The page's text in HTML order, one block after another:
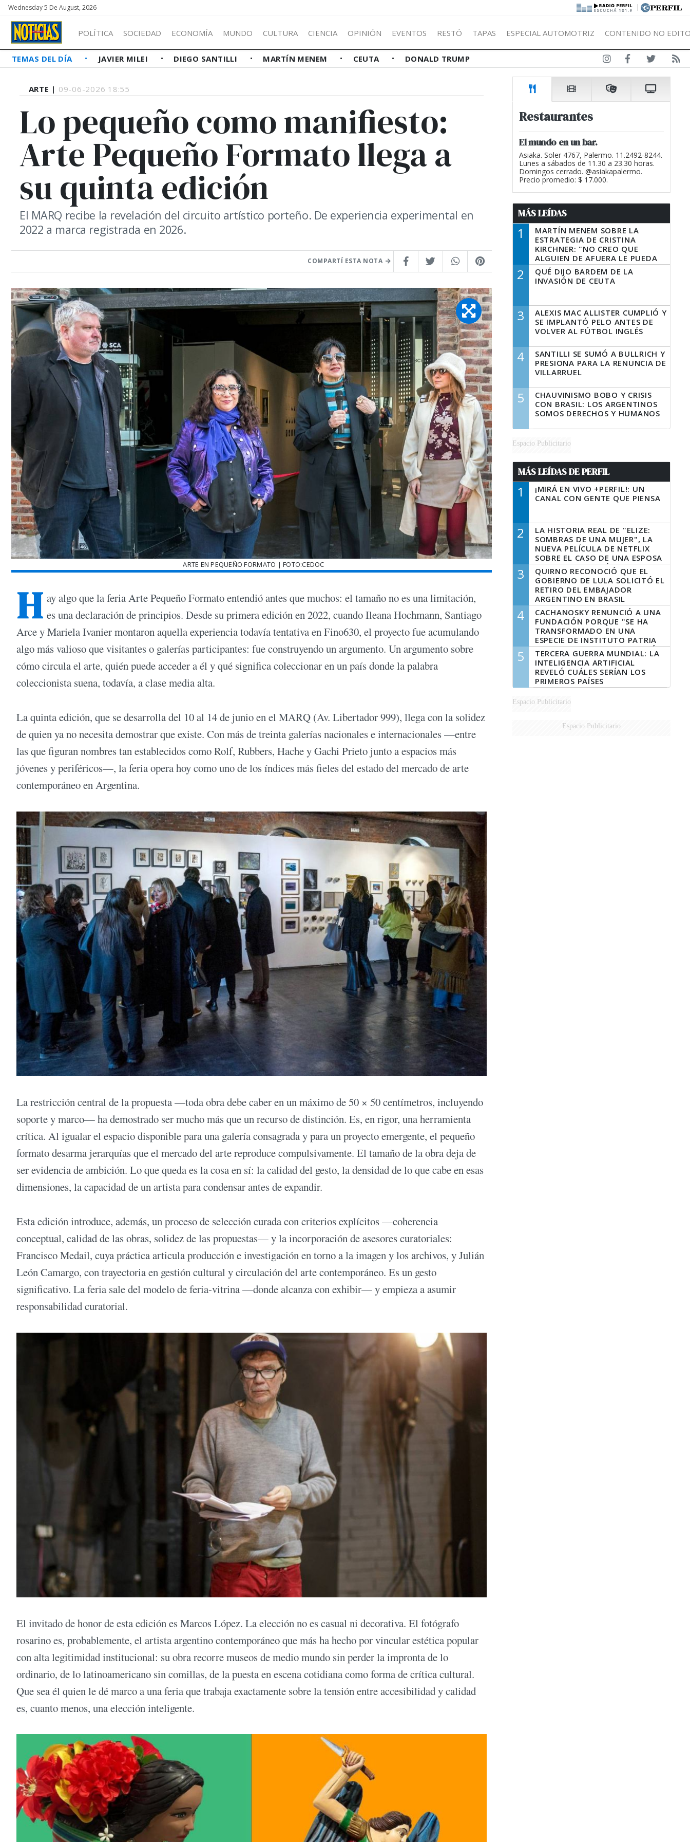
Wednesday 5 De August, 2026 |
POLÍTICA SOCIEDAD ECONOMÍA MUNDO CULTURA CIENCIA OPINIÓN EVENTOS RESTÓ TAPAS ESPECIAL AUTOMOTRIZ CONTENIDO NO
TEMAS DEL DÍA JAVIER MILEI DIEGO SANTILLI MARTÍN MENEM CEUTA DONALD TRUMP
ARTE | 09-06-2026 18:55
Lo pequeño como manifiesto:
Arte Pequeño Formato llega a
su quinta edición
El MARQ recibe la revelación del circuito artístico porteño. De experiencia experimental en
2022 a marca registrada en 2026.
COMPARTÍ ESTA NOTA
ARTE EN PEQUEÑO FORMATO | FOTO:CEDOC
H ay algo que la feria Arte Pequeño Formato entendió antes que muchos: el tamaño no es una limitación,
es una declaración de principios. Desde su primera edición en 2022, cuando Ileana Hochmann, Santiago
Arce y Mariela Ivanier montaron aquella experiencia todavía tentativa en Fino630, el proyecto fue acumulando
algo más valioso que visitantes o galerías participantes: fue construyendo un argumento. Un argumento sobre
cómo circula el arte, quién puede acceder a él y qué significa coleccionar en un país donde la palabra
coleccionista suena, todavía, a clase media alta.
La quinta edición, que se desarrolla del 10 al 14 de junio en el MARQ (Av. Libertador 999), llega con la solidez
de quien ya no necesita demostrar que existe. Con más de treinta galerías nacionales e internacionales —entre
las que figuran nombres tan establecidos como Rolf, Rubbers, Hache y Gachi Prieto junto a espacios más
jóvenes y periféricos—, la feria opera hoy como uno de los índices más fieles del estado del mercado de arte
contemporáneo en Argentina.
La restricción central de la propuesta —toda obra debe caber en un máximo de 50 × 50 centímetros, incluyendo
soporte y marco— ha demostrado ser mucho más que un recurso de distinción. Es, en rigor, una herramienta
crítica. Al igualar el espacio disponible para una galería consagrada y para un proyecto emergente, el pequeño
formato desarma jerarquías que el mercado del arte reproduce compulsivamente. El tamaño de la obra deja de
ser evidencia de ambición. Lo que queda es la cosa en sí: la calidad del gesto, la densidad de lo que cabe en esas
dimensiones, la capacidad de un artista para condensar antes de expandir.
Esta edición introduce, además, un proceso de selección curada con criterios explícitos —coherencia
conceptual, calidad de las obras, solidez de las propuestas— y la incorporación de asesores curatoriales:
Francisco Medail, cuya práctica articula producción e investigación en torno a la imagen y los archivos, y Julián
León Camargo, con trayectoria en gestión cultural y circulación del arte contemporáneo. Es un gesto
significativo. La feria sale del modelo de feria-vitrina —donde alcanza con exhibir— y empieza a asumir
responsabilidad curatorial.
El invitado de honor de esta edición es Marcos López. La elección no es casual ni decorativa. El fotógrafo
rosarino es, probablemente, el artista argentino contemporáneo que más ha hecho por vincular estética popular
con alta legitimidad institucional: su obra recorre museos de medio mundo sin perder la impronta de lo
ordinario, de lo latinoamericano sin comillas, de la puesta en escena cotidiana como forma de crítica cultural.
Que sea él quien le dé marco a una feria que trabaja exactamente sobre la tensión entre accesibilidad y calidad
es, cuanto menos, una elección inteligente.
Restaurantes
El mundo en un bar.
Asiaka. Soler 4767, Palermo. 11.2492-8244.
Lunes a sábados de 11.30 a 23.30 horas.
Domingos cerrado. @asiakapalermo.
Precio promedio: $ 17.000.
MÁS LEÍDAS
1
MARTÍN MENEM SOBRE LA
ESTRATEGIA DE CRISTINA
KIRCHNER: "NO CREO QUE
ALGUIEN DE AFUERA LE PUEDA
DECIR A LA JUSTICIA LO QUE
TIENE QUE HACER"
2
QUÉ DIJO BARDEM DE LA
INVASIÓN DE CEUTA
3
ALEXIS MAC ALLISTER CUMPLIÓ Y
SE IMPLANTÓ PELO ANTES DE
VOLVER AL FÚTBOL INGLÉS
4
SANTILLI SE SUMÓ A BULLRICH Y
PRESIONA PARA LA RENUNCIA DE
VILLARRUEL
5
CHAUVINISMO BOBO Y CRISIS
CON BRASIL: LOS ARGENTINOS
SOMOS DERECHOS Y HUMANOS
Espacio Publicitario
MÁS LEÍDAS DE PERFIL
1
¡MIRÁ EN VIVO +PERFIL!: UN
CANAL CON GENTE QUE PIENSA
2
LA HISTORIA REAL DE "ELIZE:
SOMBRAS DE UNA MUJER", LA
NUEVA PELÍCULA DE NETFLIX
SOBRE EL CASO DE UNA ESPOSA
QUE DESCUARTIZÓ A SU
MARIDO
3
QUIRNO RECONOCIÓ QUE EL
GOBIERNO DE LULA SOLICITÓ EL
RETIRO DEL EMBAJADOR
ARGENTINO EN BRASIL
4
CACHANOSKY RENUNCIÓ A UNA
FUNDACIÓN PORQUE "SE HA
TRANSFORMADO EN UNA
ESPECIE DE INSTITUTO PATRIA
INCONDICIONAL DE LA GESTIÓN
DE MILEI"
5
TERCERA GUERRA MUNDIAL: LA
INTELIGENCIA ARTIFICIAL
REVELÓ CUÁLES SERÍAN LOS
PRIMEROS PAÍSES
LATINOAMERICANOS EN SER
DERROTADOS
Espacio Publicitario
Espacio Publicitario